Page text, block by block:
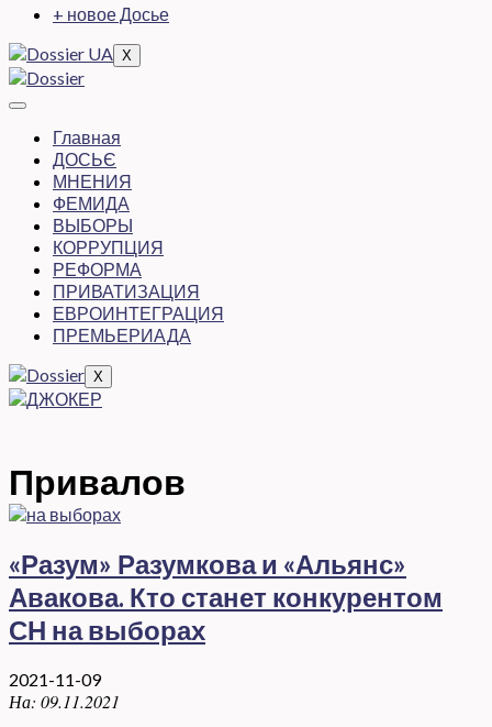
+ новое Досье
X
Главная
ДОСЬЄ
МНЕНИЯ
ФЕМИДА
ВЫБОРЫ
КОРРУПЦИЯ
РЕФОРМА
ПРИВАТИЗАЦИЯ
ЕВРОИНТЕГРАЦИЯ
ПРЕМЬЕРИАДА
X
Привалов
«Разум» Разумкова и «Альянс»
Авакова. Кто станет конкурентом
СН на выборах
2021-11-09
На: 09.11.2021